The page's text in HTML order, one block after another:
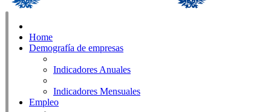
Home
Demografía de empresas
Indicadores Anuales
Indicadores Mensuales
Empleo